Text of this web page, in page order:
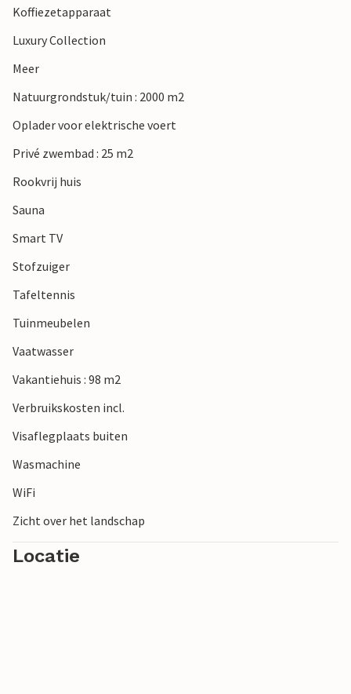
Koffiezetapparaat
Luxury Collection
Meer
Natuurgrondstuk/tuin : 2000 m2
Oplader voor elektrische voert
Privé zwembad : 25 m2
Rookvrij huis
Sauna
Smart TV
Stofzuiger
Tafeltennis
Tuinmeubelen
Vaatwasser
Vakantiehuis : 98 m2
Verbruikskosten incl.
Visaflegplaats buiten
Wasmachine
WiFi
Zicht over het landschap
Locatie